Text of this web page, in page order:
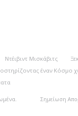
Ντέιβιντ Μισκάβιτς
έναν Κόσμο
Σημείωση